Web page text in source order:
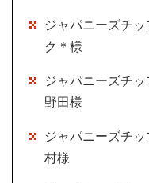
ジャパニーズチ
ク＊様
ジャパニーズチ
野田様
ジャパニーズチ
村様